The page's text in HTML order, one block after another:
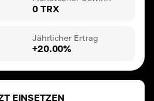
0 TRX
Jährlicher Ertrag
+20.00%
EINSETZEN